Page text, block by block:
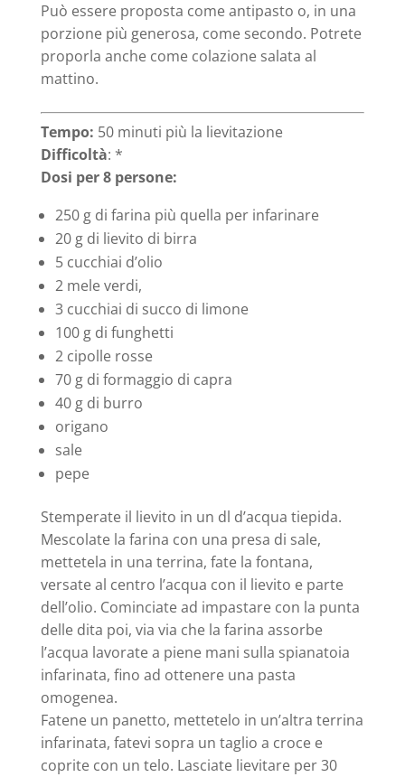
Può essere proposta come antipasto o, in una
porzione più generosa, come secondo. Potrete
proporla anche come colazione salata al
mattino.
Tempo: 50 minuti più la lievitazione
Difficoltà: *
Dosi per 8 persone:
250 g di farina più quella per infarinare
20 g di lievito di birra
5 cucchiai d’olio
2 mele verdi,
3 cucchiai di succo di limone
100 g di funghetti
2 cipolle rosse
70 g di formaggio di capra
40 g di burro
origano
sale
pepe
Stemperate il lievito in un dl d’acqua tiepida.
Mescolate la farina con una presa di sale,
mettetela in una terrina, fate la fontana,
versate al centro l’acqua con il lievito e parte
dell’olio. Cominciate ad impastare con la punta
delle dita poi, via via che la farina assorbe
l’acqua lavorate a piene mani sulla spianatoia
infarinata, fino ad ottenere una pasta
omogenea.
Fatene un panetto, mettetelo in un’altra terrina
infarinata, fatevi sopra un taglio a croce e
coprite con un telo. Lasciate lievitare per 30